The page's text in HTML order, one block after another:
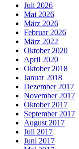
Juli 2026
Mai 2026
März 2026
Februar 2026
März 2022
Oktober 2020
April 2020
Oktober 2018
Januar 2018
Dezember 2017
November 2017
Oktober 2017
September 2017
August 2017
Juli 2017
Juni 2017